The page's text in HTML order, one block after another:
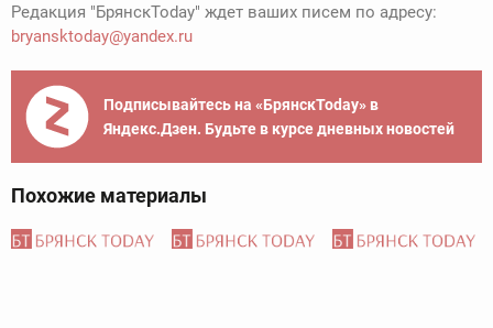
Редакция "БрянскToday" ждет ваших писем по адресу:
bryansktoday@yandex.ru
Подписывайтесь на «БрянскToday» в
Яндекс.Дзен. Будьте в курсе дневных новостей
Похожие материалы